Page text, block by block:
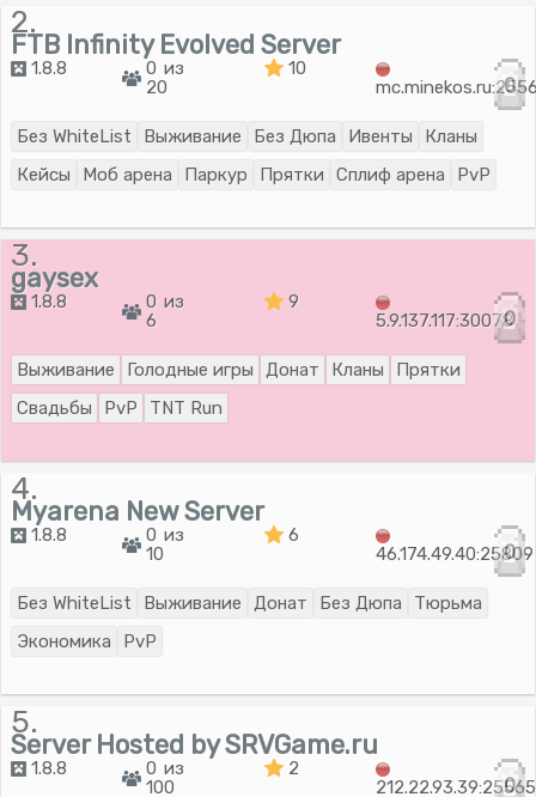
2.
FTB Infinity Evolved Server
1.8.8
0 из
20
10
0
Без WhiteList Выживание Без Дюпа Ивенты
Кланы
Кейсы
Моб арена Паркур Прятки Сплиф арена PvP
3.
gaysex
1.8.8
0 из
6
9
5.9.137.117:30078
0
Выживание Голодные игры Донат Кланы
Прятки
Свадьбы
PvP TNT Run
4.
Myarena New Server
1.8.8
0 из
10
6
46.174.49.40:25809
0
Без WhiteList Выживание Донат Без Дюпа
Тюрьма
Экономика
PvP
5.
Server Hosted by SRVGame.ru
1.8.8
0 из
100
2
212.22.93.39:25565
0